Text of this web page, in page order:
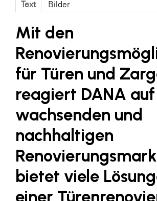
Bauvereinigungen
Getzner Werkstoffe
Heimat Österreich
ikp
Johnson & Johnson
JELD-WEN DANA
kosaplaner
LAT Nitrogen
Libro
Lidl Österreich
Text Bilder
Mit den
für Türen und
reagiert DANA
wachsenden und
nachhaltigen
bietet viele
einer